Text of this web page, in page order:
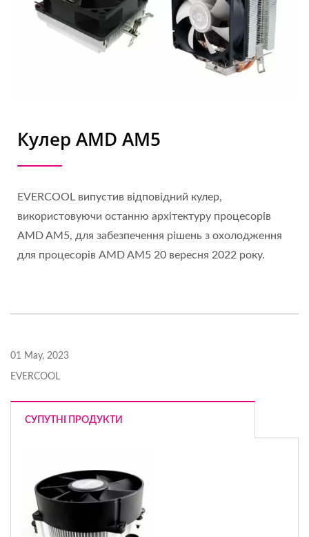
Кулер AMD AM5
EVERCOOL випустив відповідний кулер,
використовуючи останню архітектуру процесорів
AMD AM5, для забезпечення рішень з охолодження
для процесорів AMD AM5 20 вересня 2022 року.
01 May, 2023
EVERCOOL
СУПУТНІ ПРОДУКТИ